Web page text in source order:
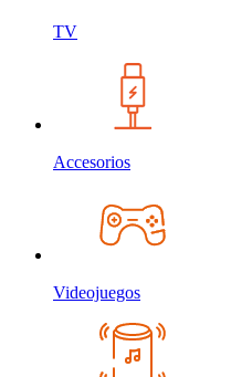
TV
Accesorios
Videojuegos